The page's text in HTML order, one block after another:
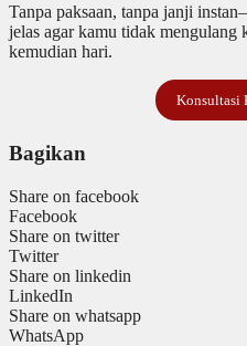
Tanpa paksaan, tanpa janji
jelas agar kamu tidak mengulang
kemudian hari.
Konsultasi
Bagikan
Share on facebook
Facebook
Share on twitter
Twitter
Share on linkedin
LinkedIn
Share on whatsapp
WhatsApp